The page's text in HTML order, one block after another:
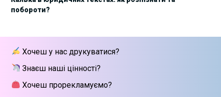
01/09/2025 15 вересня стартує сучасна школа
IT Group
25/06/2025
Як юристу працювати з IT-договорами?
Навчання від Laba
побороти?
Хочеш у нас друкуватися?
Знаєш наші цінності?
Хочеш прорекламуємо?